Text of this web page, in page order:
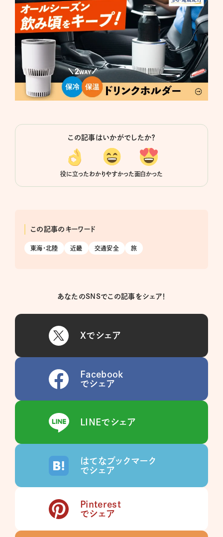
この記事はいかがでしたか？
役に立ったわかりやすかった面白かった
この記事のキーワード
東海・北陸 近畿 交通安全 旅
あなたのSNSでこの記事をシェア！
Xでシェア
Facebook
でシェア
LINEでシェア
はてなブックマーク
でシェア
Pinterest
でシェア